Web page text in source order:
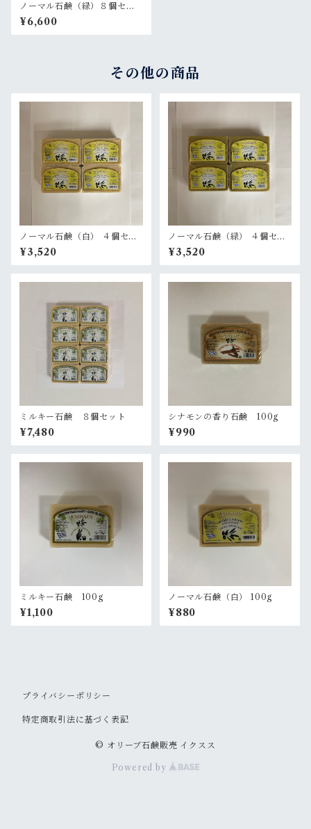
ノーマル石鹸（緑）８個セッ
ト
¥6,600
その他の商品
ノーマル石鹸（白） ４個セッ
ト
¥3,520
ノーマル石鹸（緑） ４個セッ
ト
¥3,520
ミルキー石鹸 ８個セット
¥7,480
シナモンの香り石鹸 100g
¥990
ミルキー石鹸 100g
¥1,100
ノーマル石鹸（白） 100g
¥880
プライバシーポリシー
特定商取引法に基づく表記
© オリーブ石鹸販売 イクスス
Powered by